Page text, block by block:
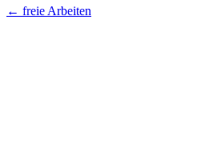
← freie Arbeiten